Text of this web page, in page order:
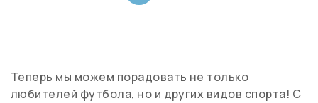
Теперь мы можем порадовать не только
любителей футбола, но и других видов спорта! С